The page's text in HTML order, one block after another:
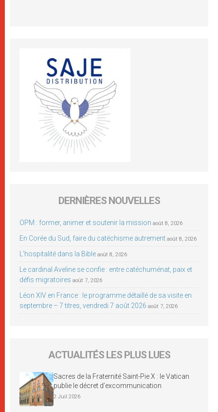
DERNIÈRES NOUVELLES
OPM : former, animer et soutenir la mission août 8, 2026
En Corée du Sud, faire du catéchisme autrement août 8, 2026
L’hospitalité dans la Bible août 8, 2026
Le cardinal Aveline se confie : entre catéchuménat, paix et
défis migratoires août 7, 2026
Léon XIV en France : le programme détaillé de sa visite en
septembre – 7 titres, vendredi 7 août 2026 août 7, 2026
ACTUALITÉS LES PLUS LUES
Sacres de la Fraternité Saint-Pie X : le Vatican
publie le décret d’excommunication
2 Juil 2026